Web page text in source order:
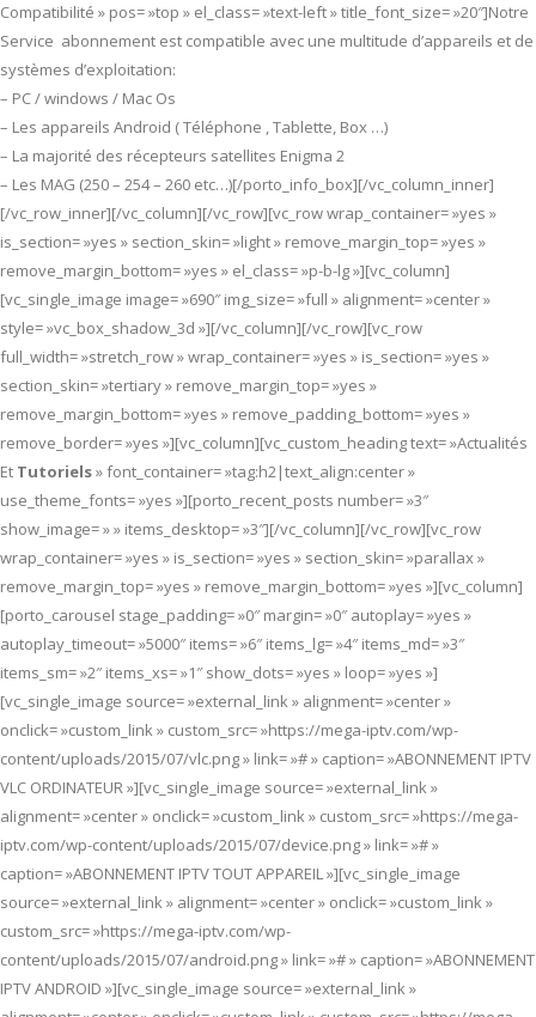
Compatibilité » pos= »top » el_class= »text-left » title_font_size= »20″]Notre
Service abonnement est compatible avec une multitude d’appareils et de
systèmes d’exploitation:
– PC / windows / Mac Os
– Les appareils Android ( Téléphone , Tablette, Box …)
– La majorité des récepteurs satellites Enigma 2
– Les MAG (250 – 254 – 260 etc…)[/porto_info_box][/vc_column_inner]
[/vc_row_inner][/vc_column][/vc_row][vc_row wrap_container= »yes »
is_section= »yes » section_skin= »light » remove_margin_top= »yes »
remove_margin_bottom= »yes » el_class= »p-b-lg »][vc_column]
[vc_single_image image= »690″ img_size= »full » alignment= »center »
style= »vc_box_shadow_3d »][/vc_column][/vc_row][vc_row
full_width= »stretch_row » wrap_container= »yes » is_section= »yes »
section_skin= »tertiary » remove_margin_top= »yes »
remove_margin_bottom= »yes » remove_padding_bottom= »yes »
remove_border= »yes »][vc_column][vc_custom_heading text= »Actualités
Et Tutoriels» font_container= »tag:h2|text_align:center »
use_theme_fonts= »yes »][porto_recent_posts number= »3″
show_image= » » items_desktop= »3″][/vc_column][/vc_row][vc_row
wrap_container= »yes » is_section= »yes » section_skin= »parallax »
remove_margin_top= »yes » remove_margin_bottom= »yes »][vc_column]
[porto_carousel stage_padding= »0″ margin= »0″ autoplay= »yes »
autoplay_timeout= »5000″ items= »6″ items_lg= »4″ items_md= »3″
items_sm= »2″ items_xs= »1″ show_dots= »yes » loop= »yes »]
[vc_single_image source= »external_link » alignment= »center »
onclick= »custom_link » custom_src= »https://mega-iptv.com/wp-
content/uploads/2015/07/vlc.png » link= »# » caption= »ABONNEMENT IPTV
VLC ORDINATEUR »][vc_single_image source= »external_link »
alignment= »center » onclick= »custom_link » custom_src= »https://mega-
iptv.com/wp-content/uploads/2015/07/device.png » link= »# »
caption= »ABONNEMENT IPTV TOUT APPAREIL »][vc_single_image
source= »external_link » alignment= »center » onclick= »custom_link »
custom_src= »https://mega-iptv.com/wp-
content/uploads/2015/07/android.png » link= »# » caption= »ABONNEMENT
IPTV ANDROID »][vc_single_image source= »external_link »